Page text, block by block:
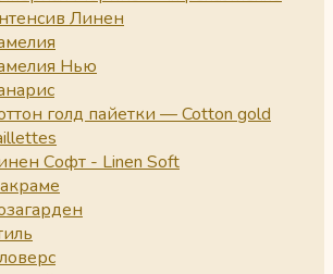
Линен
Нью
голд пайетки — Cotton gold
Софт - Linen Soft